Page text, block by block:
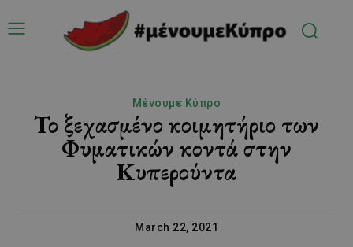
Μένουμε Κύπρο
Το ξεχασμένο κοιμητήριο των
Φυματικών κοντά στην
Κυπερούντα
March 22, 2021